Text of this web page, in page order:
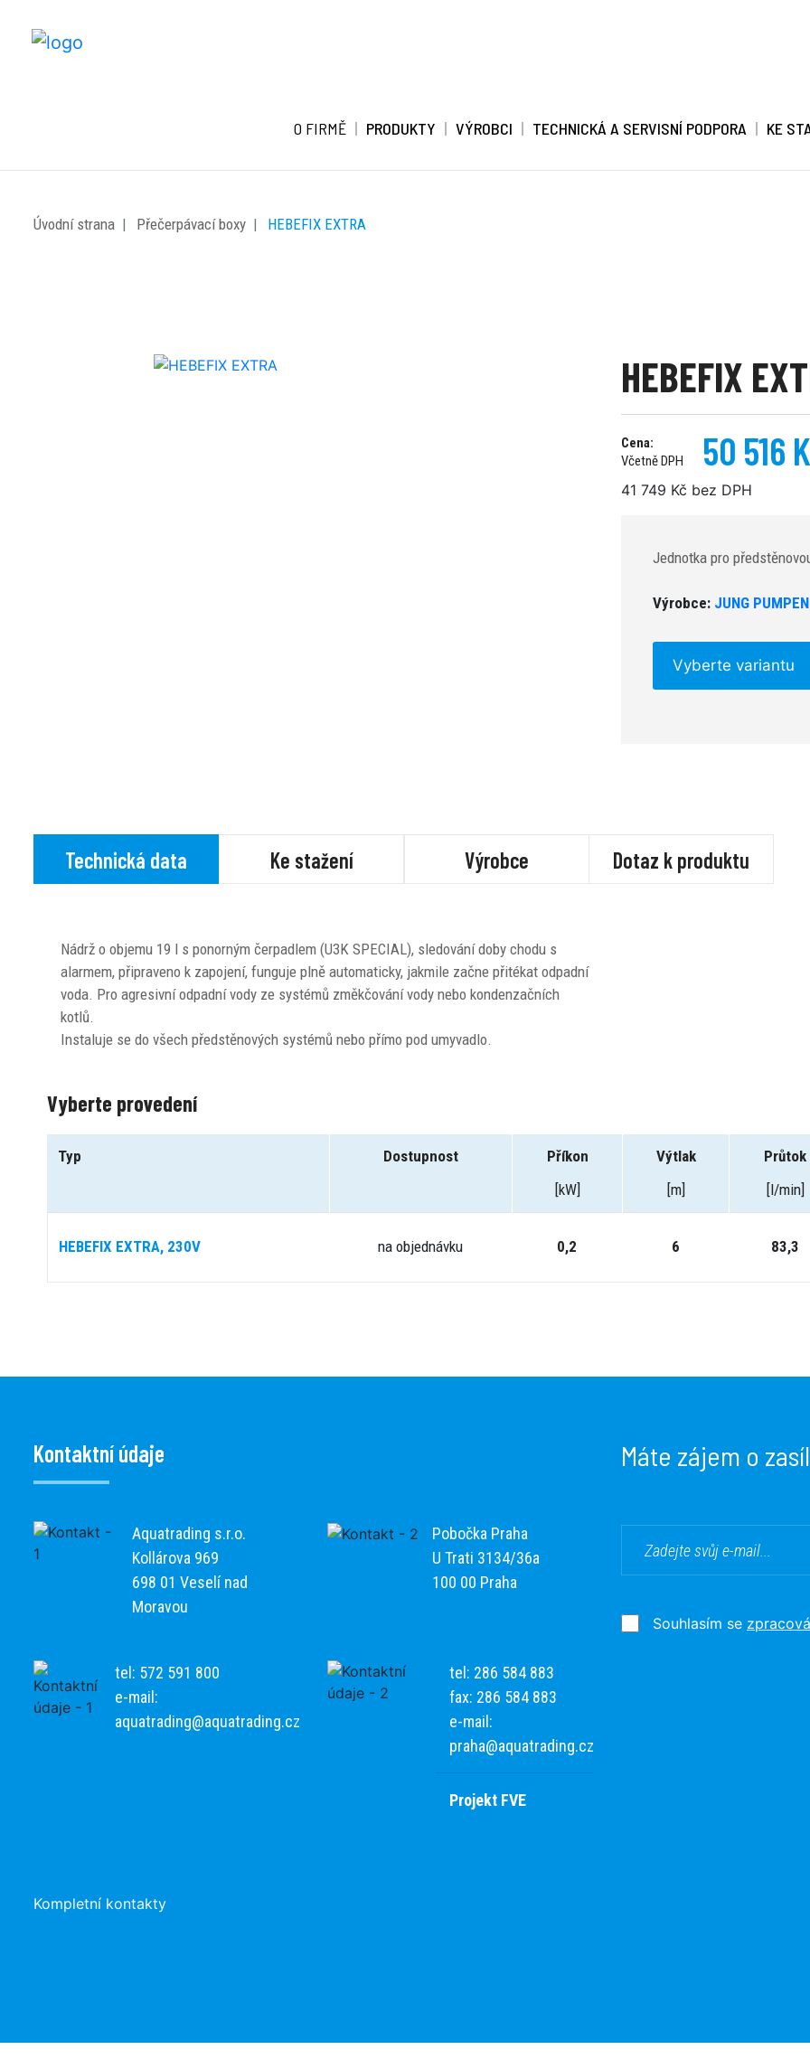
O FIRMĚ PRODUKTY VÝROBCI TECHNICKÁ A SERVISNÍ PODPORA KE
Úvodní strana Přečerpávací boxy HEBEFIX EXTRA
HEBEFIX
Cena:
Včetně DPH
50 516
41 749 Kč bez DPH
Jednotka pro
Výrobce: JUNG PUMPEN
Vyberte variantu
Technická data Ke stažení Výrobce Dotaz k produktu
Nádrž o objemu 19 l s ponorným čerpadlem (U3K SPECIAL), sledování doby chodu s
alarmem, připraveno k zapojení, funguje plně automaticky, jakmile začne přitékat odpadní
voda. Pro agresivní odpadní vody ze systémů změkčování vody nebo kondenzačních
kotlů.
Instaluje se do všech předstěnových systémů nebo přímo pod umyvadlo.
Vyberte provedení
Typ Dostupnost Příkon Výtlak Průtok
[kW]
[m] [l/min]
HEBEFIX EXTRA, 230V na objednávku 0,2 6 83,3
Kontaktní údaje
Aquatrading s.r.o.
Kollárova 969
698 01 Veselí nad
Moravou
Pobočka Praha
U Trati 3134/36a
100 00 Praha
tel: 572 591 800
e-mail:
aquatrading@aquatrading.cz
tel: 286 584 883
fax: 286 584 883
e-mail:
praha@aquatrading.cz
Projekt FVE
Kompletní kontakty
Máte zájem o
Souhlasím se